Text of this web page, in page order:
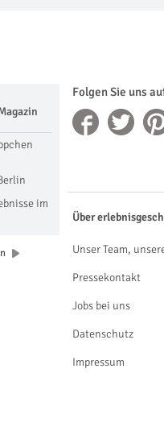
Folgen Sie uns
im
Über
Unser Team,
Pressekontakt
Jobs bei uns
Datenschutz
Impressum